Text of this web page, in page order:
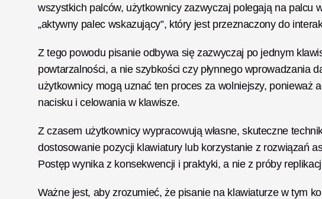
wszystkich palców, użytkownicy zazwyczaj polegają na palcu
„aktywny palec wskazujący”, który jest przeznaczony do
Z tego powodu pisanie odbywa się zazwyczaj po jednym
powtarzalności, a nie szybkości czy płynnego wprowadzania
użytkownicy mogą uznać ten proces za wolniejszy, ponieważ
nacisku i celowania w klawisze.
Z czasem użytkownicy wypracowują własne, skuteczne
dostosowanie pozycji klawiatury lub korzystanie z rozwiązań
Postęp wynika z konsekwencji i praktyki, a nie z próby
Ważne jest, aby zrozumieć, że pisanie na klawiaturze w tym